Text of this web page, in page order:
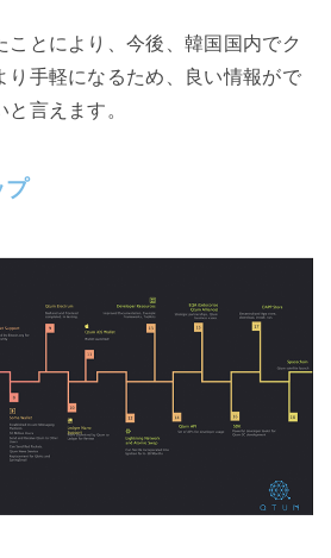
ことにより、今後、韓国国内でク
り手軽になるため、良い情報がで
言えます。